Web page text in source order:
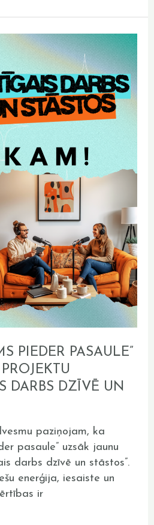
PIEDER PASAULE”
DARBS DZĪVĒ UN
paziņojam, ka
pasaule” uzsāk jaunu
darbs dzīvē un stāstos”.
enerģija, iesaiste un
ir